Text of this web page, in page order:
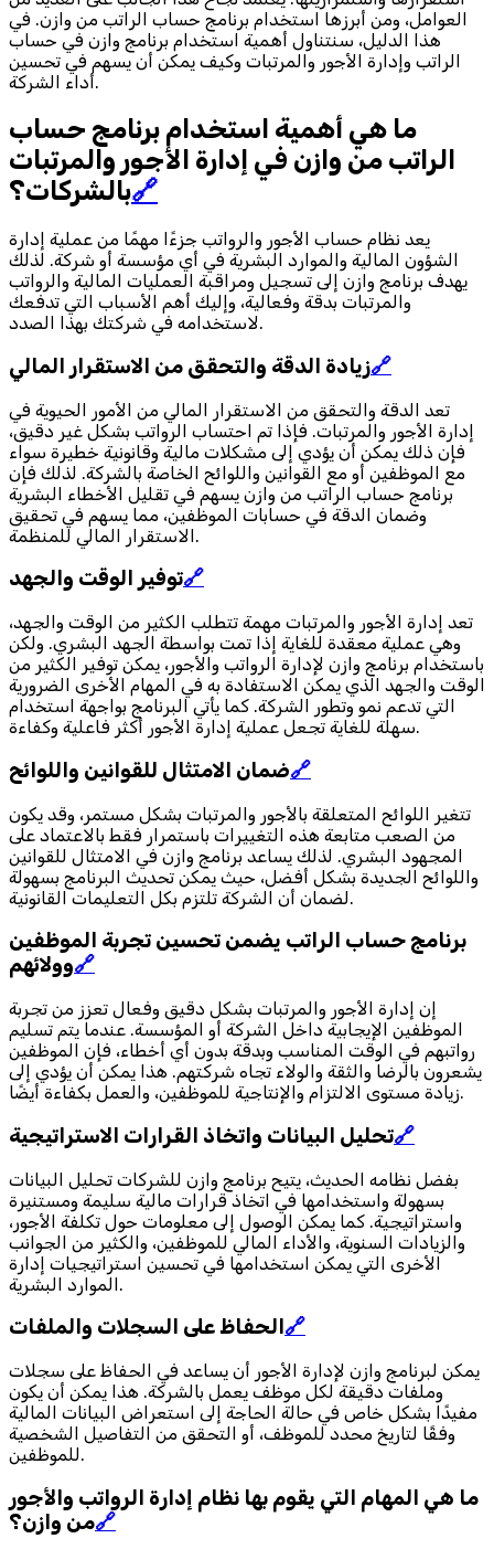
العوامل، ومن أبرزها استخدام برنامج حساب الراتب من وازن. في
هذا الدليل، سنتناول أهمية استخدام برنامج وازن في حساب
الراتب وإدارة الأجور والمرتبات وكيف يمكن أن يسهم في تحسين
أداء الشركة.
ما هي أهمية استخدام برنامج حساب
الراتب من وازن في إدارة الأجور والمرتبات
بالشركات؟🔗
يعد نظام حساب الأجور والرواتب جزءًا مهمًا من عملية إدارة
الشؤون المالية والموارد البشرية في أي مؤسسة أو شركة. لذلك
يهدف برنامج وازن إلى تسجيل ومراقبة العمليات المالية والرواتب
والمرتبات بدقة وفعالية، وإليك أهم الأسباب التي تدفعك
لاستخدامه في شركتك بهذا الصدد.
زيادة الدقة والتحقق من الاستقرار المالي🔗
تعد الدقة والتحقق من الاستقرار المالي من الأمور الحيوية في
إدارة الأجور والمرتبات. فإذا تم احتساب الرواتب بشكل غير دقيق،
فإن ذلك يمكن أن يؤدي إلى مشكلات مالية وقانونية خطيرة سواء
مع الموظفين أو مع القوانين واللوائح الخاصة بالشركة. لذلك فإن
برنامج حساب الراتب من وازن يسهم في تقليل الأخطاء البشرية
وضمان الدقة في حسابات الموظفين، مما يسهم في تحقيق
الاستقرار المالي للمنظمة.
توفير الوقت والجهد🔗
تعد إدارة الأجور والمرتبات مهمة تتطلب الكثير من الوقت والجهد،
وهي عملية معقدة للغاية إذا تمت بواسطة الجهد البشري. ولكن
باستخدام برنامج وازن لإدارة الرواتب والأجور، يمكن توفير الكثير من
الوقت والجهد الذي يمكن الاستفادة به في المهام الأخرى الضرورية
التي تدعم نمو وتطور الشركة. كما يأتي البرنامج بواجهة استخدام
سهلة للغاية تجعل عملية إدارة الأجور أكثر فاعلية وكفاءة.
ضمان الامتثال للقوانين واللوائح🔗
تتغير اللوائح المتعلقة بالأجور والمرتبات بشكل مستمر، وقد يكون
من الصعب متابعة هذه التغييرات باستمرار فقط بالاعتماد على
المجهود البشري. لذلك يساعد برنامج وازن في الامتثال للقوانين
واللوائح الجديدة بشكل أفضل، حيث يمكن تحديث البرنامج بسهولة
لضمان أن الشركة تلتزم بكل التعليمات القانونية.
برنامج حساب الراتب يضمن تحسين تجربة الموظفين
وولائهم🔗
إن إدارة الأجور والمرتبات بشكل دقيق وفعال تعزز من تجربة
الموظفين الإيجابية داخل الشركة أو المؤسسة. عندما يتم تسليم
رواتبهم في الوقت المناسب وبدقة بدون أي أخطاء، فإن الموظفين
يشعرون بالرضا والثقة والولاء تجاه شركتهم. هذا يمكن أن يؤدي إلى
زيادة مستوى الالتزام والإنتاجية للموظفين، والعمل بكفاءة أيضًا.
تحليل البيانات واتخاذ القرارات الاستراتيجية🔗
بفضل نظامه الحديث، يتيح برنامج وازن للشركات تحليل البيانات
بسهولة واستخدامها في اتخاذ قرارات مالية سليمة ومستنيرة
واستراتيجية. كما يمكن الوصول إلى معلومات حول تكلفة الأجور،
والزيادات السنوية، والأداء المالي للموظفين، والكثير من الجوانب
الأخرى التي يمكن استخدامها في تحسين استراتيجيات إدارة
الموارد البشرية.
الحفاظ على السجلات والملفات 🔗
يمكن لبرنامج وازن لإدارة الأجور أن يساعد في الحفاظ على سجلات
وملفات دقيقة لكل موظف يعمل بالشركة. هذا يمكن أن يكون
مفيدًا بشكل خاص في حالة الحاجة إلى استعراض البيانات المالية
وفقًا لتاريخ محدد للموظف، أو التحقق من التفاصيل الشخصية
للموظفين.
ما هي المهام التي يقوم بها نظام إدارة الرواتب والأجور
من وازن؟🔗